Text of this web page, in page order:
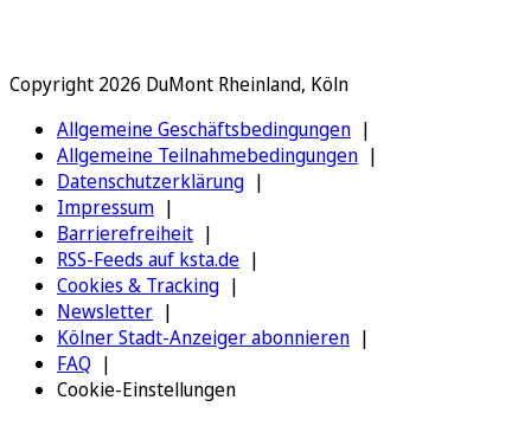
Copyright 2026 DuMont Rheinland, Köln
Allgemeine Geschäftsbedingungen
Allgemeine Teilnahmebedingungen
Datenschutzerklärung
Impressum
Barrierefreiheit
RSS-Feeds auf ksta.de
Cookies & Tracking
Newsletter
Kölner Stadt-Anzeiger abonnieren
FAQ
Cookie-Einstellungen